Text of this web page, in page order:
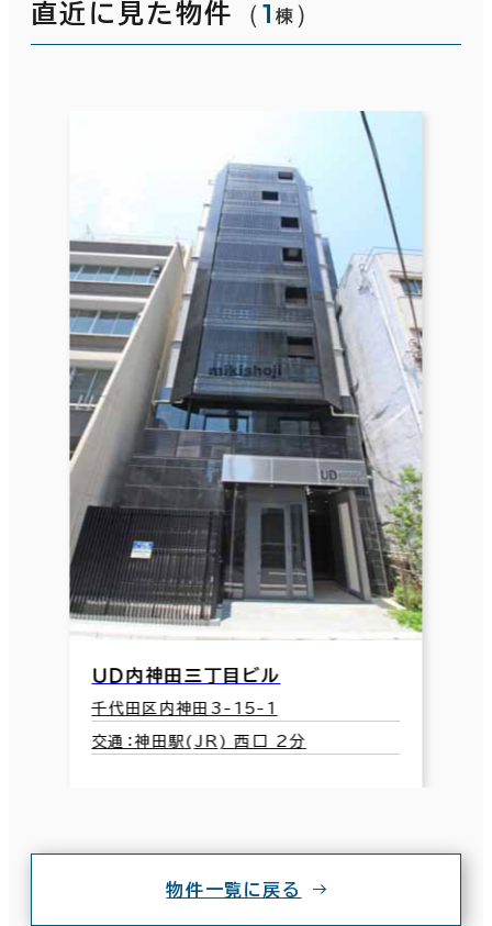
直近に見た物件 （1 棟 ）
ＵＤ内神田三丁目ビル
千代田区内神田3-15-1
交通：神田駅(JR) 西口 2分
物件一覧に戻る